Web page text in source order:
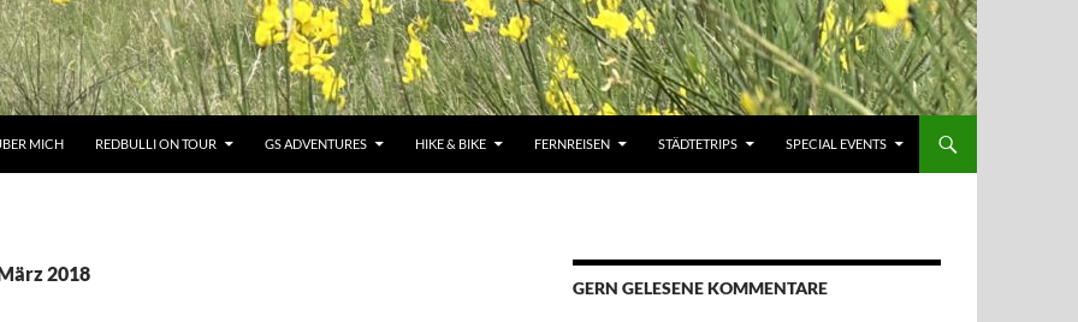
MICH REDBULLI ON TOUR GS ADVENTURES HIKE & BIKE FERNREISEN STÄDTETRIPS SPECIAL EVENTS
2018
GERN GELESENE KOMMENTARE